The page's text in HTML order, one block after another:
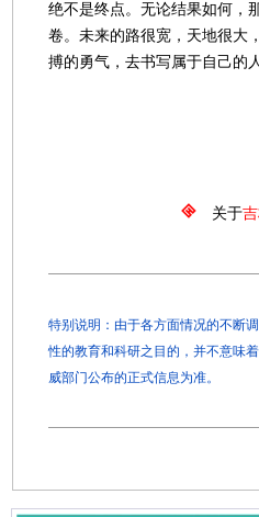
绝不是终点。无论结果如何，
卷。未来的路很宽，天地很大
搏的勇气，去书写属于自己的
吉林省
2026年
关于
特别说明：由于各方面情况的不断
性的教育和科研之目的，并不意味
威部门公布的正式信息为准。